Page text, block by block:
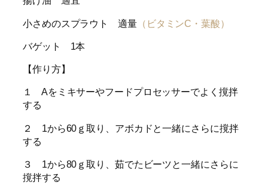
小さめのスプラウト 適量（ビタミンC・葉酸）
バゲット 1本
【作り方】
１ Aをミキサーやフードプロセッサーでよく撹拌
する
２ 1から60ｇ取り、アボカドと一緒にさらに撹拌
する
３ 1から80ｇ取り、茹でたビーツと一緒にさらに
撹拌する